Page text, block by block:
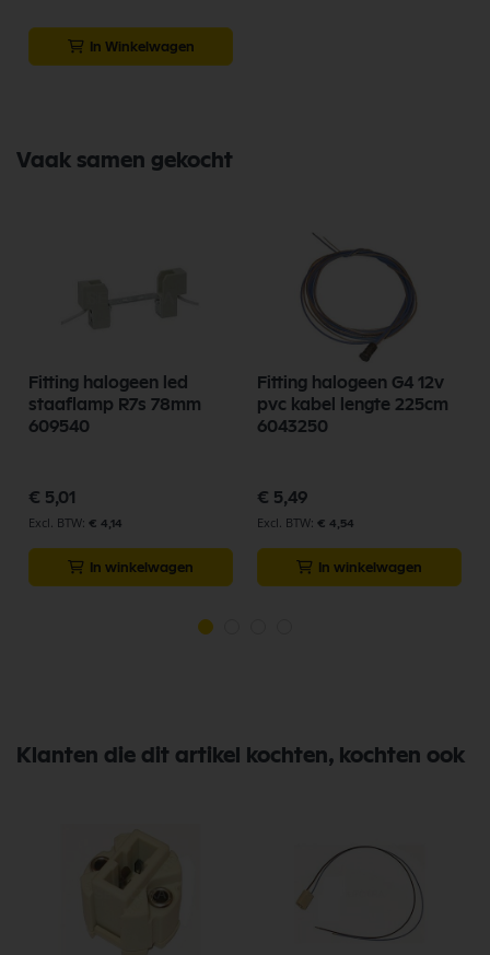
In Winkelwagen
Vaak samen gekocht
Fitting halogeen led
staaflamp R7s 78mm
609540
€ 5,01
€ 4,14
In winkelwagen
Fitting halogeen G4 12v
pvc kabel lengte 225cm
6043250
€ 5,49
€ 4,54
In winkelwagen
Klanten die dit artikel kochten, kochten ook